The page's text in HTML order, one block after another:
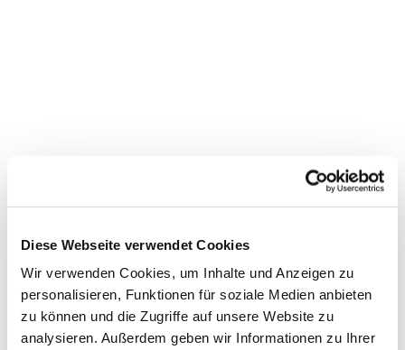
Diese Webseite verwendet Cookies
Wir verwenden Cookies, um Inhalte und Anzeigen zu
personalisieren, Funktionen für soziale Medien anbieten
zu können und die Zugriffe auf unsere Website zu
analysieren. Außerdem geben wir Informationen zu Ihrer